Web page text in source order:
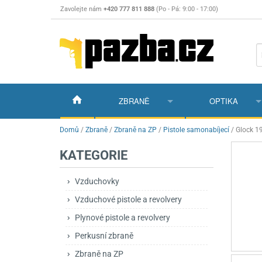
Zavolejte nám +420 777 811 888 (Po - Pá: 9:00 - 17:00)
ZBRANĚ
Vzduchovky Vzduchovky na
Vzduchové pistole a revolvery
Plynové pistole a revolvery
Perkusní zbraně
Zbraně na ZP
OPTIKA
Puškohledy
Domů / Zbraně / Zbraně na ZP / Pistole samonabíjecí / Glock
KATEGORIE
Vzduchovky
Vzduchové pistole a revolvery
Plynové pistole a revolvery
Perkusní zbraně
Zbraně na ZP